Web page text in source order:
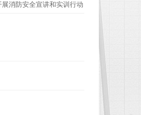
消防安全宣讲和实训行动